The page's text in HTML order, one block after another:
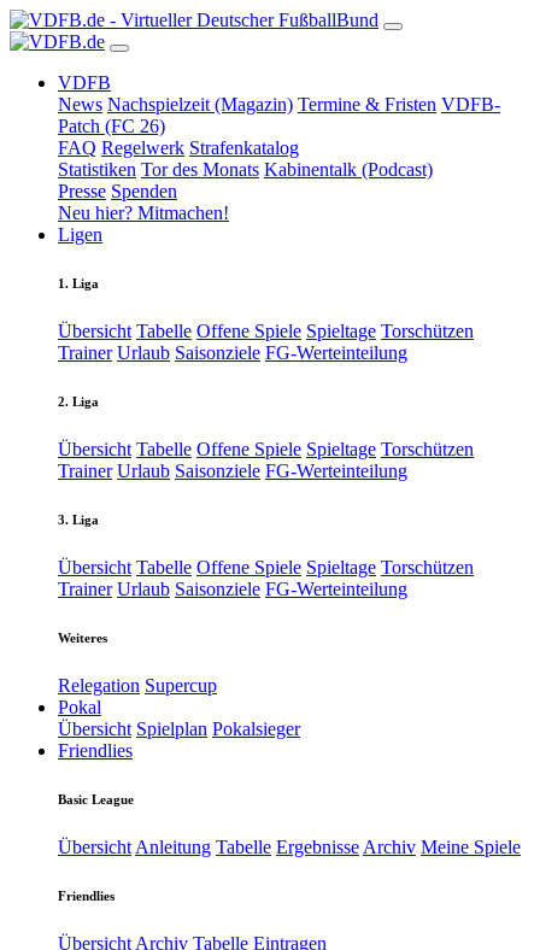
VDFB
News Nachspielzeit (Magazin) Termine & Fristen VDFB-
Patch (FC 26)
FAQ Regelwerk Strafenkatalog
Statistiken Tor des Monats Kabinentalk (Podcast)
Presse Spenden
Neu hier? Mitmachen!
Ligen
1. Liga
Übersicht Tabelle Offene Spiele Spieltage Torschützen
Trainer Urlaub Saisonziele FG-Werteinteilung
2. Liga
Übersicht Tabelle Offene Spiele Spieltage Torschützen
Trainer Urlaub Saisonziele FG-Werteinteilung
3. Liga
Übersicht Tabelle Offene Spiele Spieltage Torschützen
Trainer Urlaub Saisonziele FG-Werteinteilung
Weiteres
Relegation Supercup
Pokal
Übersicht Spielplan Pokalsieger
Friendlies
Basic League
Übersicht Anleitung Tabelle Ergebnisse Archiv Meine Spiele
Friendlies
Übersicht Archiv Tabelle Eintragen